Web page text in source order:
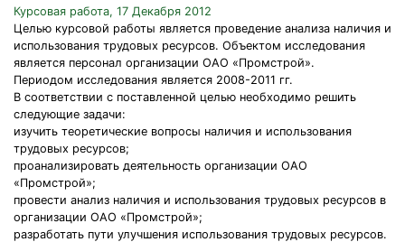
Курсовая работа, 17 Декабря 2012
Целью курсовой работы является проведение анализа наличия и
использования трудовых ресурсов. Объектом исследования
является персонал организации ОАО «Промстрой».
Периодом исследования является 2008-2011 гг.
В соответствии с поставленной целью необходимо решить
следующие задачи:
изучить теоретические вопросы наличия и использования
трудовых ресурсов;
проанализировать деятельность организации ОАО
«Промстрой»;
провести анализ наличия и использования трудовых ресурсов в
организации ОАО «Промстрой»;
разработать пути улучшения использования трудовых ресурсов.